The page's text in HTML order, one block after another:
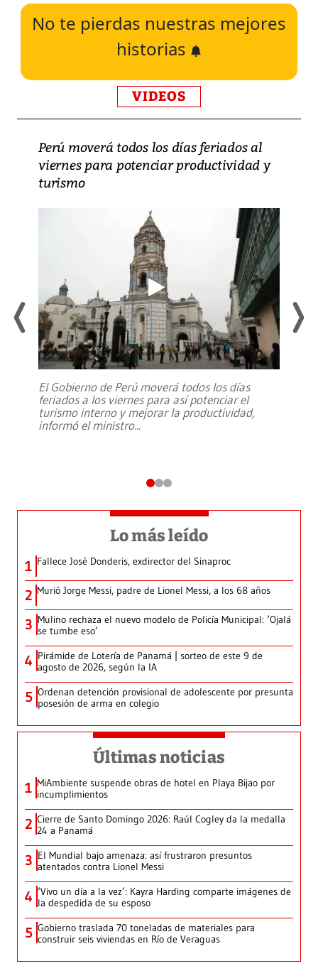
No te pierdas nuestras mejores
historias
VIDEOS
Perú moverá todos los días feriados al
viernes para potenciar productividad y
turismo
El Gobierno de Perú moverá todos los días
feriados a los viernes para así potenciar el
turismo interno y mejorar la productividad,
informó el ministro...
Lo más leído
1 Fallece José Donderis, exdirector del Sinaproc
2 Murió Jorge Messi, padre de Lionel Messi, a los 68 años
3 Mulino rechaza el nuevo modelo de Policía Municipal: ‘Ojalá
se tumbe eso’
4 Pirámide de Lotería de Panamá | sorteo de este 9 de
agosto de 2026, según la IA
5 Ordenan detención provisional de adolescente por presunta
posesión de arma en colegio
Últimas noticias
1 MiAmbiente suspende obras de hotel en Playa Bijao por
incumplimientos
2 Cierre de Santo Domingo 2026: Raúl Cogley da la medalla
24 a Panamá
3 El Mundial bajo amenaza: así frustraron presuntos
atentados contra Lionel Messi
4 ‘Vivo un día a la vez’: Kayra Harding comparte imágenes de
la despedida de su esposo
5 Gobierno traslada 70 toneladas de materiales para
construir seis viviendas en Río de Veraguas